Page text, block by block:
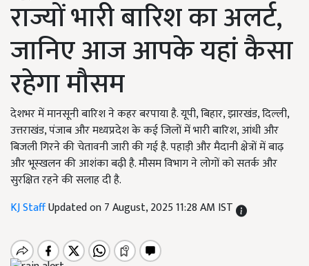
राज्यों भारी बारिश का अलर्ट,
जानिए आज आपके यहां कैसा
रहेगा मौसम
देशभर में मानसूनी बारिश ने कहर बरपाया है. यूपी, बिहार, झारखंड, दिल्ली,
उत्तराखंड, पंजाब और मध्यप्रदेश के कई जिलों में भारी बारिश, आंधी और
बिजली गिरने की चेतावनी जारी की गई है. पहाड़ी और मैदानी क्षेत्रों में बाढ़
और भूस्खलन की आशंका बढ़ी है. मौसम विभाग ने लोगों को सतर्क और
सुरक्षित रहने की सलाह दी है.
KJ StaffUpdated on 7 August, 2025 11:28 AM IST